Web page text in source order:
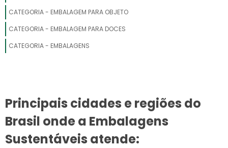
EMBALAGENS FLEXIVEIS
CATEGORIA - EMBALAGEM PARA OBJETO
CATEGORIA - EMBALAGEM PARA DOCES
CATEGORIA - EMBALAGENS
Principais cidades e regiões do
Brasil onde a Embalagens
Sustentáveis atende: